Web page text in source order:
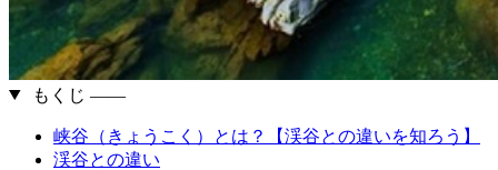
もくじ ――
峡谷（きょうこく）とは？【渓谷との違いを知ろう】
渓谷との違い